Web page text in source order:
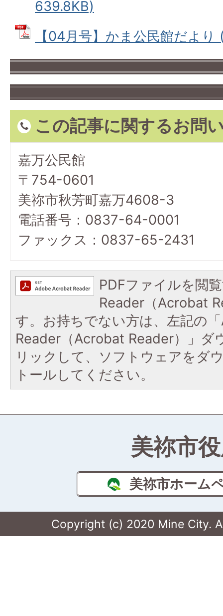
639.8KB)
【04月号】かま公民館だよ
この記事に関するお問
嘉万公民館
〒754-0601
美祢市秋芳町嘉万4608-3
電話番号：0837-64-0001
ファックス：0837-65-2431
PDFファイルを閲
Reader（Acrobat
す。お持ちでない方は、左記の
Reader（Acrobat Reader）」ダ
リックして、ソフトウェアをダ
トールしてください。
美祢市
美祢市ホーム
Copyright (c) 2020 Mine City.